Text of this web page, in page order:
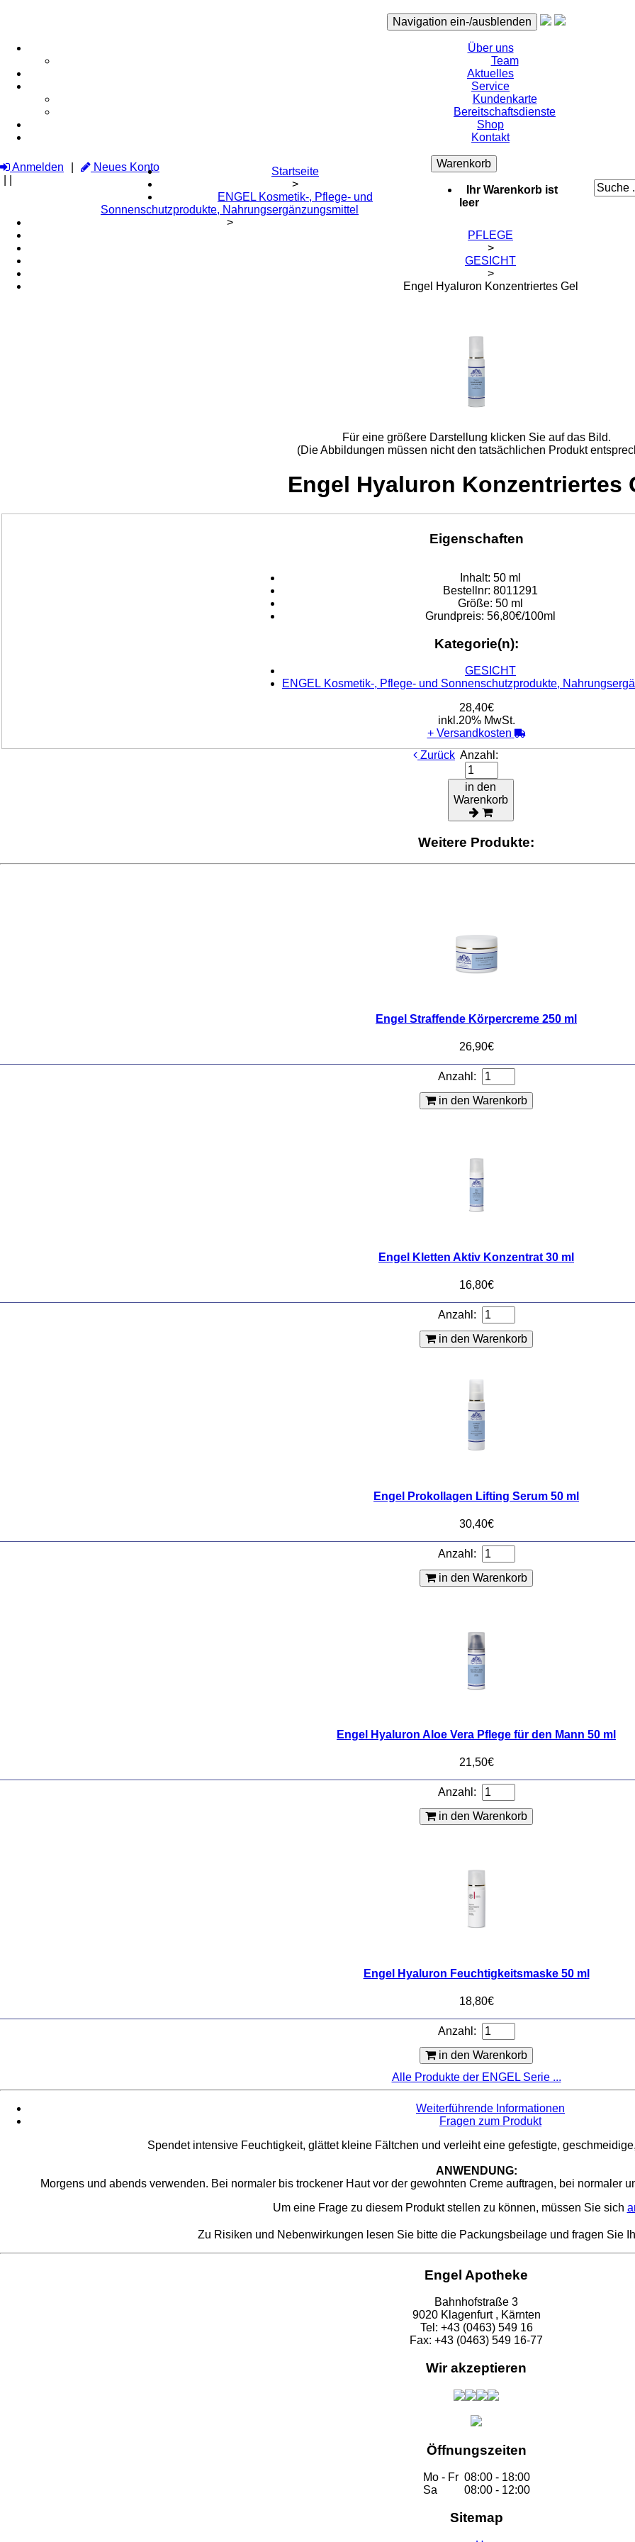
Navigation ein-/ausblenden
Über uns
Team
Aktuelles
Service
Kundenkarte
Bereitschaftsdienste
Shop
Kontakt
Anmelden
Neues Konto
Warenkorb
Ihr Warenkorb ist
leer
Startseite
>
ENGEL Kosmetik-, Pflege- und
Sonnenschutzprodukte, Nahrungsergänzungsmittel
>
PFLEGE
>
GESICHT
>
Engel Hyaluron Konzentriertes Gel
Für eine größere Darstellung klicken Sie auf das Bild.
(Die Abbildungen müssen nicht den tatsächlichen Produkt
Engel Hyaluron Konzentriertes
Eigenschaften
Inhalt: 50 ml
Bestellnr: 8011291
Größe: 50 ml
Grundpreis: 56,80€/100ml
Kategorie(n):
GESICHT
ENGEL Kosmetik-, Pflege- und
28,40€
inkl.20% MwSt.
+ Versandkosten
Zurück Anzahl:
in den
Warenkorb
Weitere Produkte:
Engel Straffende Körpercreme 250 ml
26,90€
Anzahl:
in den Warenkorb
Engel Kletten Aktiv Konzentrat 30 ml
16,80€
Anzahl:
in den Warenkorb
Engel Prokollagen Lifting Serum 50 ml
30,40€
Anzahl:
in den Warenkorb
Engel Hyaluron Aloe Vera Pflege für den Mann 50 ml
21,50€
Anzahl:
in den Warenkorb
Engel Hyaluron Feuchtigkeitsmaske 50 ml
18,80€
Anzahl:
in den Warenkorb
Alle Produkte der ENGEL Serie ...
Weiterführende Informationen
Fragen zum Produkt
Spendet intensive Feuchtigkeit, glättet kleine Fältchen und verleiht eine gefestigte,
ANWENDUNG:
Morgens und abends verwenden. Bei normaler bis trockener Haut vor der gewohnten Creme auftragen, bei normaler
Um eine Frage zu diesem Produkt stellen zu können, müssen Sie sich
Zu Risiken und Nebenwirkungen lesen Sie bitte die Packungsbeilage und fragen Sie
Engel Apotheke
Bahnhofstraße 3
9020 Klagenfurt , Kärnten
Tel: +43 (0463) 549 16
Fax: +43 (0463) 549 16-77
Wir akzeptieren
Öffnungszeiten
Mo - Fr 08:00 - 18:00
Sa
08:00 - 12:00
Sitemap